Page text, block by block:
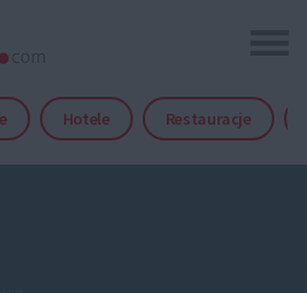
Hotele Restauracje